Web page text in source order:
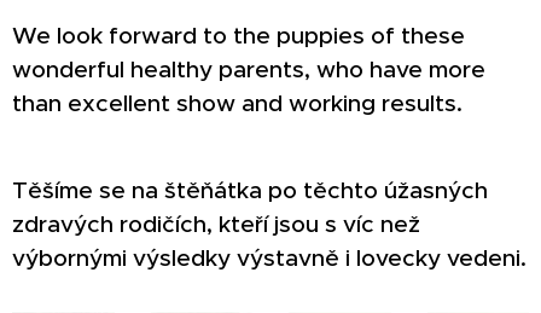
We look forward to the puppies of these
wonderful healthy parents, who have more
than excellent show and working results.
Těšíme se na štěňátka po těchto úžasných
zdravých rodičích, kteří jsou s víc než
výbornými výsledky výstavně i lovecky vedeni.